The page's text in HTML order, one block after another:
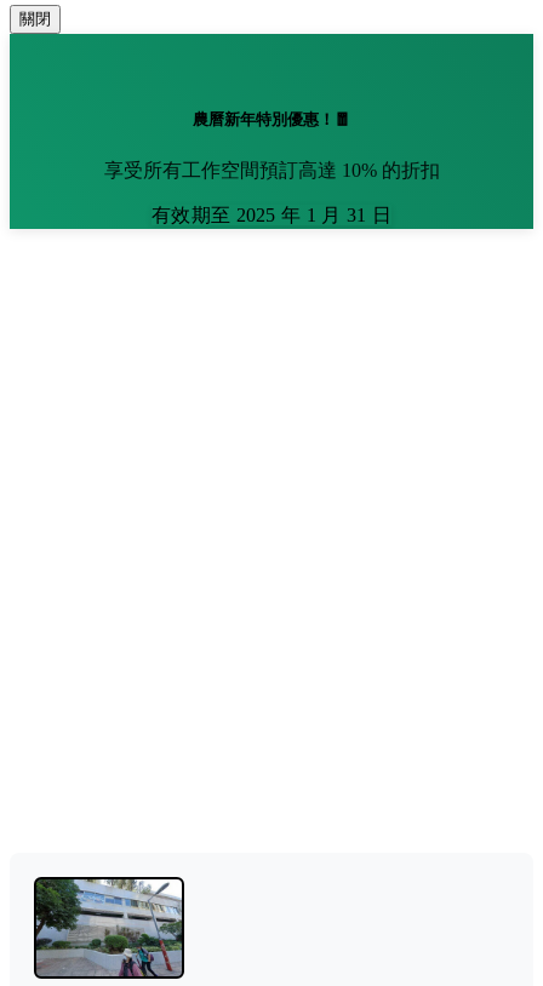
關閉
農曆新年特別優惠！🧧
享受所有工作空間預訂高達 10% 的折扣
有效期至 2025 年 1 月 31 日